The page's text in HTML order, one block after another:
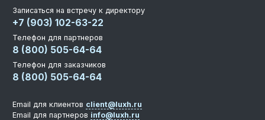
Записаться на встречу к директору
+7 (903) 102-63-22
Телефон для партнеров
8 (800) 505-64-64
Телефон для заказчиков
8 (800) 505-64-64
Email для клиентов client@luxh.ru
Email для партнеров info@luxh.ru